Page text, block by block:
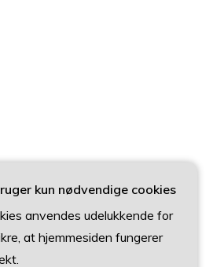
kun nødvendige cookies
anvendes udelukkende for
at hjemmesiden fungerer